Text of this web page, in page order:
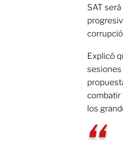
SAT
Explicó
sesiones
combatir
los